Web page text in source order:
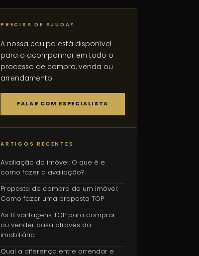
PRECISA DE AJUDA?
A nossa equipa está disponível
para o acompanhar em todo o
processo de compra, venda ou
arrendamento.
FALAR COM ESPECIALISTA
ARTIGOS RECENTES
Avaliação do imóvel: O que é e
como fazer a avaliação?
Proposta de compra de um imóvel:
Como fazer uma proposta TOP
As 8 vantagens TOP para comprar
ou vender casa através da
imobiliária
Qual a diferença entre arrendar e